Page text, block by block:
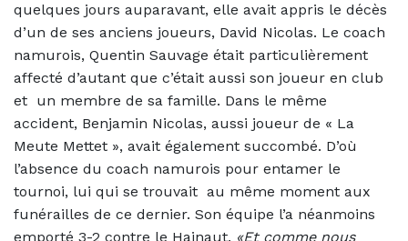
quelques jours auparavant, elle avait appris le décès
d’un de ses anciens joueurs, David Nicolas. Le coach
namurois, Quentin Sauvage était particulièrement
affecté d’autant que c’était aussi son joueur en club
et un membre de sa famille. Dans le même
accident, Benjamin Nicolas, aussi joueur de « La
Meute Mettet », avait également succombé. D’où
l’absence du coach namurois pour entamer le
tournoi, lui qui se trouvait au même moment aux
funérailles de ce dernier. Son équipe l’a néanmoins
emporté 3-2 contre le Hainaut. «Et comme nous